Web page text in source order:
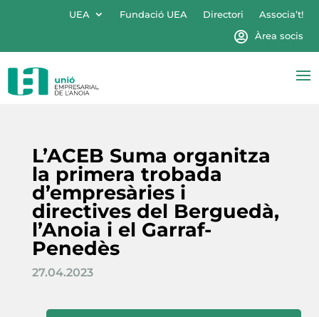
UEA Fundació UEA Directori
Associa’t!
Àrea socis
L’ACEB Suma organitza
la primera trobada
d’empresàries i
directives del Berguedà,
l’Anoia i el Garraf-
Penedès
27.04.2023